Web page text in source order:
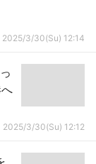
2025/3/30(Su) 12:14
2025/3/30(Su) 12:12